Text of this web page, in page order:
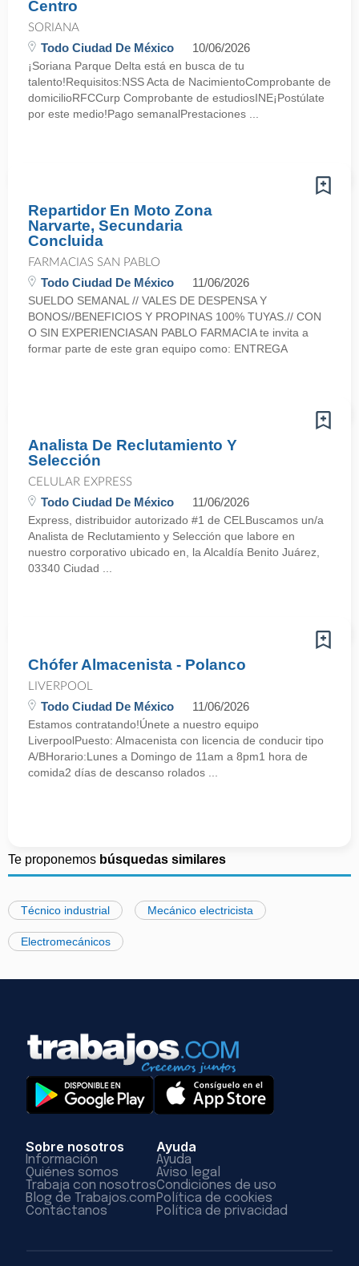
Centro
SORIANA
Todo Ciudad De México 10/06/2026
¡Soriana Parque Delta está en busca de tu
talento!Requisitos:NSS Acta de NacimientoComprobante de
domicilioRFCCurp Comprobante de estudiosINE¡Postúlate
por este medio!Pago semanalPrestaciones ...
Repartidor En Moto Zona
Narvarte, Secundaria
Concluida
FARMACIAS SAN PABLO
Todo Ciudad De México 11/06/2026
SUELDO SEMANAL // VALES DE DESPENSA Y
BONOS//BENEFICIOS Y PROPINAS 100% TUYAS.// CON
O SIN EXPERIENCIASAN PABLO FARMACIA te invita a
formar parte de este gran equipo como: ENTREGA
Analista De Reclutamiento Y
Selección
CELULAR EXPRESS
Todo Ciudad De México 11/06/2026
Express, distribuidor autorizado #1 de CELBuscamos un/a
Analista de Reclutamiento y Selección que labore en
nuestro corporativo ubicado en, la Alcaldía Benito Juárez,
03340 Ciudad ...
Chófer Almacenista - Polanco
LIVERPOOL
Todo Ciudad De México 11/06/2026
Estamos contratando!Únete a nuestro equipo
LiverpoolPuesto: Almacenista con licencia de conducir tipo
A/BHorario:Lunes a Domingo de 11am a 8pm1 hora de
comida2 días de descanso rolados ...
Te proponemos búsquedas similares
Técnico industrial Mecánico electricista
Electromecánicos
Sobre nosotros
Información
Quiénes somos
Trabaja con nosotros
Blog de Trabajos.com
Contáctanos
Ayuda
Ayuda
Aviso legal
Condiciones de uso
Política de cookies
Política de privacidad